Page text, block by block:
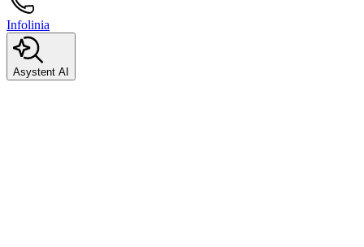
Infolinia
Asystent AI